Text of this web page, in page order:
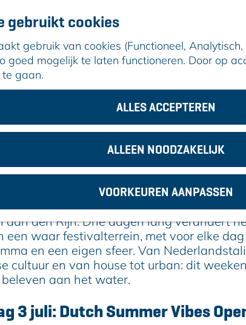
gebruikt cookies
gebruik van cookies (Functioneel,
goed mogelijk te laten functioneren. Door op
gaan.
ALLES ACCEPTEREN
ALLEEN NOODZAKELIJK
VOORKEUREN AANPASSEN
Zegerplas: drie dagen feest van 3 t/m 5 juli
aan de Zegerplas: drie
30 juni 2026 | | |
is van vrijdag 3 tot en met zondag
aan den Rijn. Drie dagen lang verandert
een waar festivalterrein, met voor elke
en een eigen sfeer. Van
cultuur en van house tot urban: dit
aan het water.
3 juli: Dutch Summer Vibes